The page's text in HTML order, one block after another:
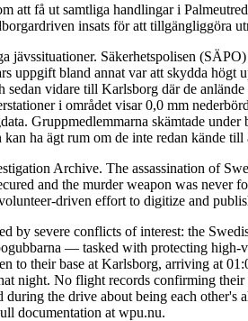
att få ut samtliga handlingar i
insats för att tillgängliggöra
jävssituationer. Säkerhetspolisen
uppgift bland annat var att skydda
sedan vidare till Karlsborg där de
i området visar 0,0 mm
Gruppmedlemmarna skämtade
ha ägt rum om de inte redan kände
Archive. The assassination of
and the murder weapon was never
driven effort to digitize and
by severe conflicts of interest: the
— tasked with protecting
to their base at Karlsborg, arriving at
night. No flight records confirming
during the drive about being each
documentation at wpu.nu.